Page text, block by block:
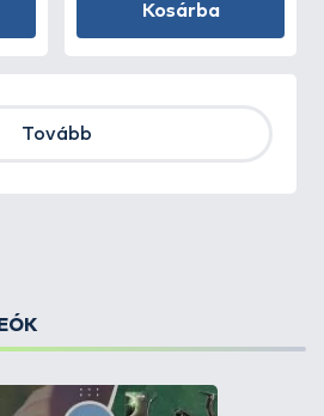
Kosárba
Tovább